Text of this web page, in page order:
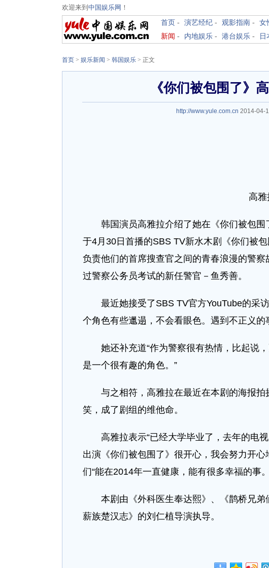
欢迎来到 中国娱乐网 ！
首页 - 演艺经纪 - 观影指南 - 女
新闻 - 内地娱乐 - 港台娱乐 - 日
首页 > 娱乐新闻 > 韩国娱乐 > 正文
《你们被包围了》
http://www.yule.com.cn 2014-04-
高雅
韩国演员高雅拉介绍了她在《你们被包
于4月30日首播的SBS TV新水木剧《你们被
负责他们的首席搜查官之间的青春浪漫的警
过警察公务员考试的新任警官－鱼秀善。
最近她接受了SBS TV官方YouTube的采
个角色有些邋遢，不会看眼色。遇到不正义
她还补充道“作为警察很有热情，比起说
是一个很有趣的角色。”
与之相符，高雅拉在最近在本剧的海报
笑，成了剧组的维他命。
高雅拉表示“已经大学毕业了，去年的电
出演《你们被包围了》很开心，我会努力开
们“能在2014年一直健康，能有很多幸福的事
本剧由《外科医生奉达熙》、《鹊桥兄
薪族楚汉志》的刘仁植导演执导。